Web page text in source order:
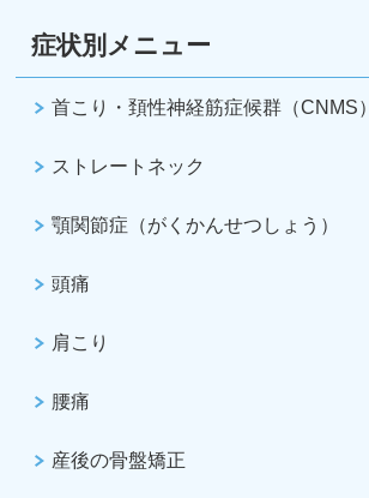
症状別メニュー
首こり・頚性神経筋症候群（CNMS）
ストレートネック
顎関節症（がくかんせつしょう）
頭痛
肩こり
腰痛
産後の骨盤矯正